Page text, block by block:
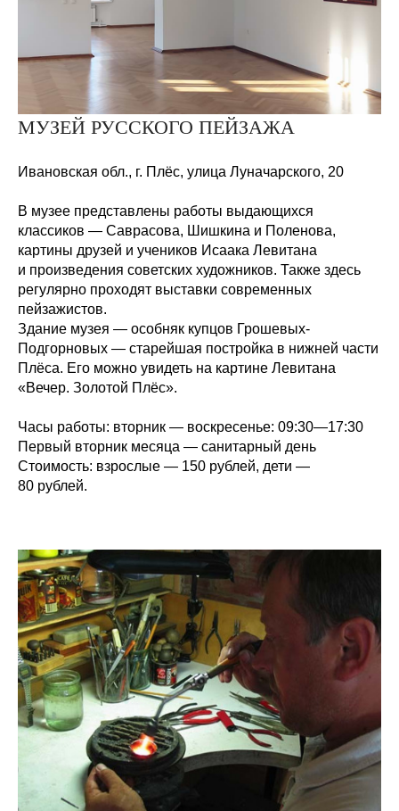
МУЗЕЙ РУССКОГО ПЕЙЗАЖА
Ивановская обл., г. Плёс, улица Луначарского, 20
В музее представлены работы выдающихся
классиков — Саврасова, Шишкина и Поленова,
картины друзей и учеников Исаака Левитана
и произведения советских художников. Также здесь
регулярно проходят выставки современных
пейзажистов.
Здание музея — особняк купцов Грошевых-
Подгорновых — старейшая постройка в нижней части
Плёса. Его можно увидеть на картине Левитана
«Вечер. Золотой Плёс».
Часы работы: вторник — воскресенье: 09:30—17:30
Первый вторник месяца — санитарный день
Стоимость: взрослые — 150 рублей, дети —
80 рублей.